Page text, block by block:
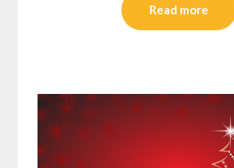
Read more